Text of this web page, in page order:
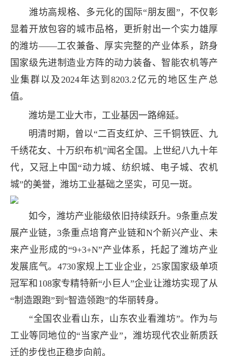
潍坊高规格、多元化的国际“朋友圈”，不仅彰
显着开放包容的城市品格，更折射出一个实力雄厚
的潍坊——工农兼备、厚实完整的产业体系，跻身
国家级先进制造业方阵的动力装备、智能农机等产
业集群以及2024年达到8203.2亿元的地区生产总
值。
潍坊是工业大市，工业基因一路绵延。
明清时期，曾以“二百支红炉、三千铜铁匠、九
千绣花女、十万织布机”闻名全国。上世纪八九十年
代，又冠上中国“动力城、纺织城、电子城、农机
城”的美誉，潍坊工业基础之坚实，可见一斑。
如今，潍坊产业能级依旧持续跃升。9条重点发
展产业链，3条重点培育产业链和N个新兴产业、未
来产业形成的“9+3+N”产业体系，托起了潍坊产业
发展底气。4730家规上工业企业，25家国家级单项
冠军和108家专精特新“小巨人”企业让潍坊实现了从
“制造跟跑”到“智造领跑”的华丽转身。
“全国农业看山东，山东农业看潍坊”。作为与
工业等同地位的“当家产业”，潍坊现代农业新质跃
迁的步伐也正稳步向前。